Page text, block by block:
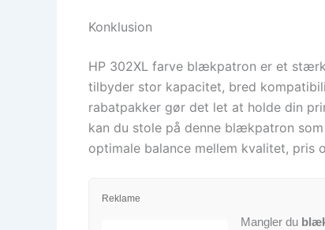
Konklusion
HP 302XL farve blækpatron er et
tilbyder stor kapacitet, bred
rabatpakker gør det let at holde din
kan du stole på denne blækpatron
optimale balance mellem kvalitet, pris
Reklame
Mangler du